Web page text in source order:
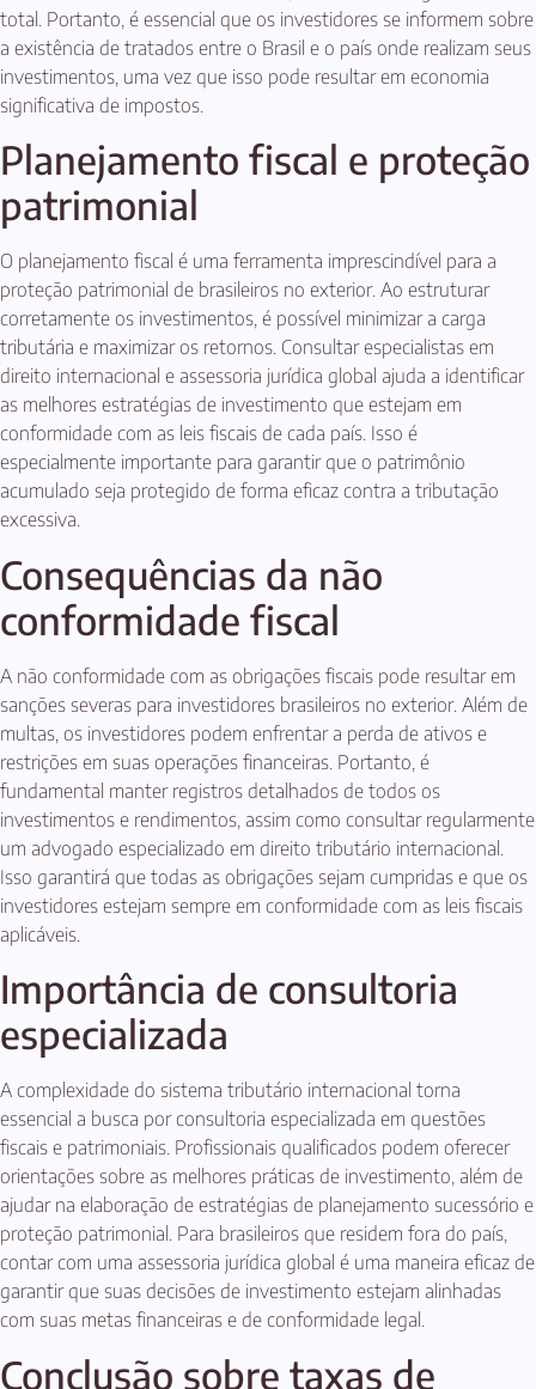
total. Portanto, é essencial que os investidores se informem sobre
a existência de tratados entre o Brasil e o país onde realizam seus
investimentos, uma vez que isso pode resultar em economia
significativa de impostos.
Planejamento fiscal e proteção
patrimonial
O planejamento fiscal é uma ferramenta imprescindível para a
proteção patrimonial de brasileiros no exterior. Ao estruturar
corretamente os investimentos, é possível minimizar a carga
tributária e maximizar os retornos. Consultar especialistas em
direito internacional e assessoria jurídica global ajuda a identificar
as melhores estratégias de investimento que estejam em
conformidade com as leis fiscais de cada país. Isso é
especialmente importante para garantir que o patrimônio
acumulado seja protegido de forma eficaz contra a tributação
excessiva.
Consequências da não
conformidade fiscal
A não conformidade com as obrigações fiscais pode resultar em
sanções severas para investidores brasileiros no exterior. Além de
multas, os investidores podem enfrentar a perda de ativos e
restrições em suas operações financeiras. Portanto, é
fundamental manter registros detalhados de todos os
investimentos e rendimentos, assim como consultar regularmente
um advogado especializado em direito tributário internacional.
Isso garantirá que todas as obrigações sejam cumpridas e que os
investidores estejam sempre em conformidade com as leis fiscais
aplicáveis.
Importância de consultoria
especializada
A complexidade do sistema tributário internacional torna
essencial a busca por consultoria especializada em questões
fiscais e patrimoniais. Profissionais qualificados podem oferecer
orientações sobre as melhores práticas de investimento, além de
ajudar na elaboração de estratégias de planejamento sucessório e
proteção patrimonial. Para brasileiros que residem fora do país,
contar com uma assessoria jurídica global é uma maneira eficaz de
garantir que suas decisões de investimento estejam alinhadas
com suas metas financeiras e de conformidade legal.
Conclusão sobre taxas de